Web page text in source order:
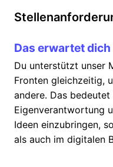
Das erwartet dich
Du unterstützt unser
Fronten gleichzeitig,
andere. Das
Eigenverantwortung
Ideen einzubringen,
als auch im digitalen